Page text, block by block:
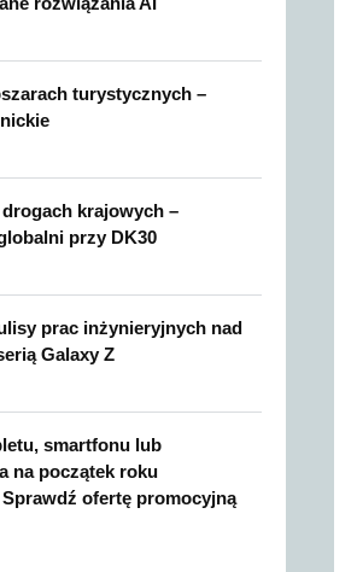
turystycznych –
krajowych –
przy DK30
prac inżynieryjnych nad
Galaxy Z
smartfonu lub
na początek roku
ofertę promocyjną